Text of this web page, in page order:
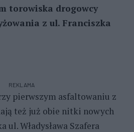
torowiska drogowcy
z ul. Franciszka
REKLAMA
pierwszym asfaltowaniu z
też już obie nitki nowych
ul. Władysława Szafera